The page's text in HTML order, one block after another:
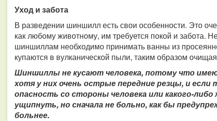
Уход и забота
В разведении шиншилл есть свои особенности. Это
как любому животному, им требуется покой и забота.
шиншиллам необходимо принимать ванны из
купаются в вулканической пыли, таким образом
Шиншиллы не кусают человека, потому что
хотя у них очень острые передние резцы, и если
опасность со стороны человека или какого-
ущипнуть, но сначала не больно, как бы
больнее.